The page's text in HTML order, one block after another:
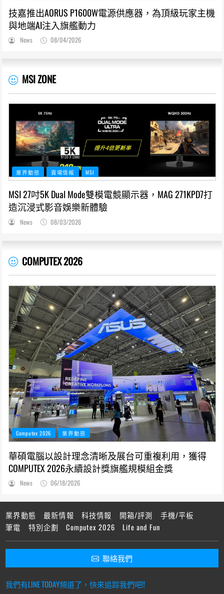
技嘉推出AORUS P1600W電源供應器，為頂級玩家主機
與地端AI注入旗艦動力
News 08/04/2026
MSI ZONE
業界動態 賣場情報 MSI
MSI 27吋5K Dual Mode雙模電競顯示器，MAG 271KPD7打
造沉浸式影音娛樂新體驗
News 08/03/2026
COMPUTEX 2026
Computex 2026 業界動態
華碩電腦以設計理念清晰及展台可重複利用，獲得
COMPUTEX 2026永續設計獎旗艦規模組金獎
News 06/18/2026
業界動態 最新情報 科技情報 開箱/評測
手機/平板
筆電
特別企劃 Computex 2026 Life and Fun
聯絡我們
我們有LINE TODAY頻道了，快來追踪我們吧!!